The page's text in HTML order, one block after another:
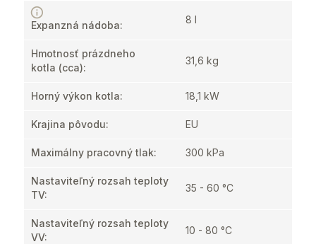
Expanzná nádoba: 8 l
Hmotnosť prázdneho
kotla (cca):
31,6 kg
Horný výkon kotla: 18,1 kW
Krajina pôvodu: EU
Maximálny pracovný tlak: 300 kPa
Nastaviteľný rozsah teploty
TV:
35 - 60 °C
Nastaviteľný rozsah teploty
VV:
10 - 80 °C